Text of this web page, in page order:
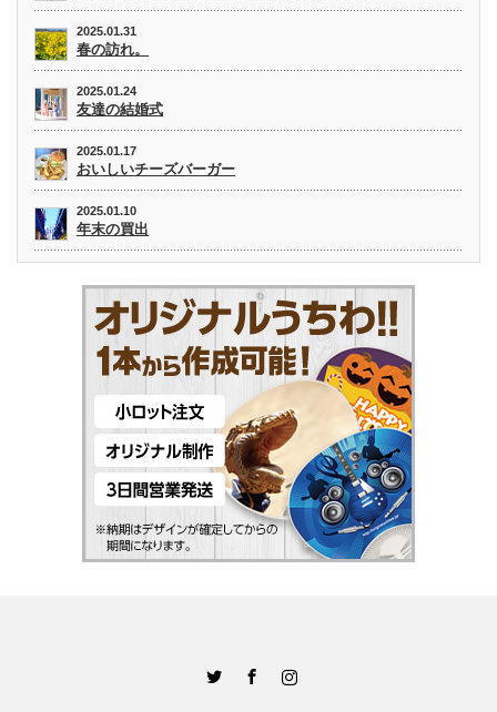
2025.01.31
春の訪れ。
2025.01.24
友達の結婚式
2025.01.17
おいしいチーズバーガー
2025.01.10
年末の買出